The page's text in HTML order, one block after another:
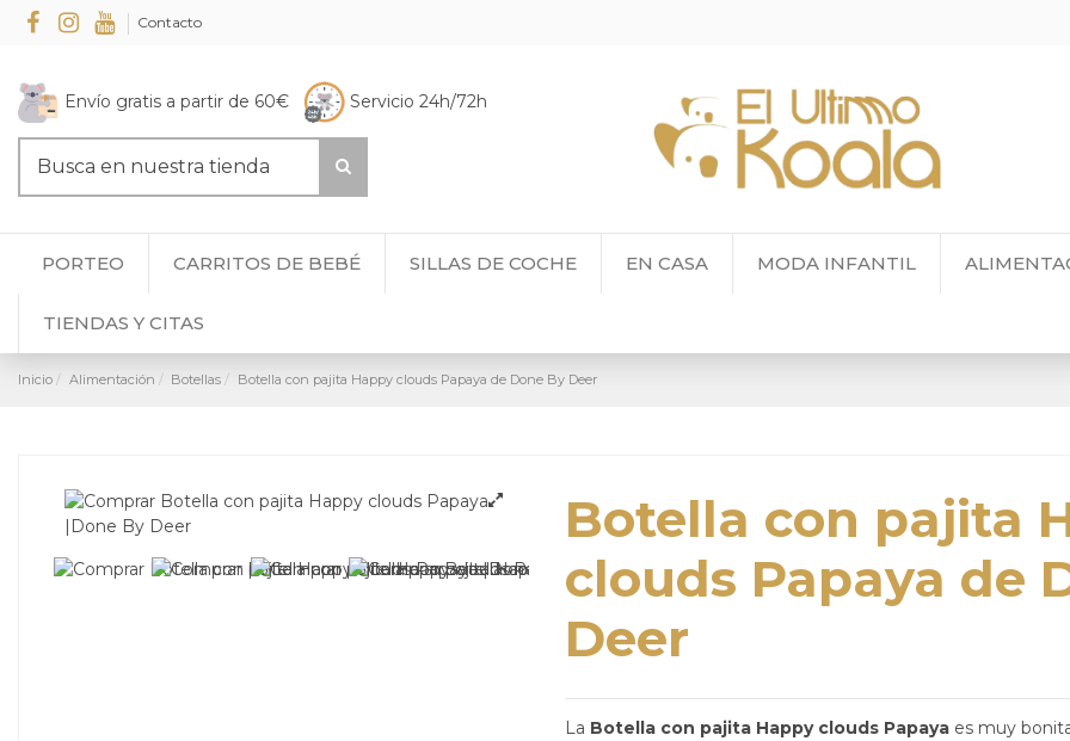
Contacto
Envío gratis a partir de 60€ Servicio 24h/72h
PORTEO CARRITOS DE BEBÉ SILLAS DE COCHE EN CASA MODA INFANTIL
TIENDAS Y CITAS
Inicio Alimentación Botellas Botella con pajita Happy clouds Papaya de Done By Deer
Botella con pajita
clouds Papaya de
Deer
La Botella con pajita Happy cloudsPapayaes muy